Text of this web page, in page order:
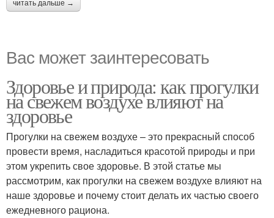
читать дальше →
Вас может заинтересовать
Здоровье и природа: как прогулки
на свежем воздухе влияют на
здоровье
Прогулки на свежем воздухе – это прекрасный способ
провести время, насладиться красотой природы и при
этом укрепить свое здоровье. В этой статье мы
рассмотрим, как прогулки на свежем воздухе влияют на
наше здоровье и почему стоит делать их частью своего
ежедневного рациона.